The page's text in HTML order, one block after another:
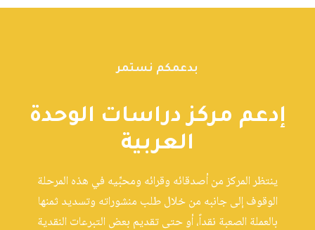
بدعمكم نستمر
إدعم مركز دراسات الوحدة
العربية
ينتظر المركز من أصدقائه وقرائه ومحبِّيه في هذه المرحلة
الوقوف إلى جانبه من خلال طلب منشوراته وتسديد ثمنها
بالعملة الصعبة نقداً، أو حتى تقديم بعض التبرعات النقدية